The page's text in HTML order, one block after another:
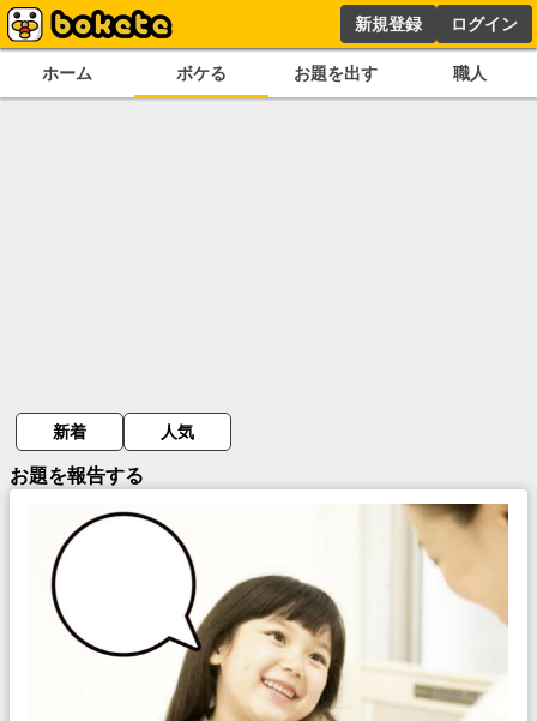
新規登録 ログイン
ホーム ボケる お題を出す 職人
新着 人気
お題を報告する